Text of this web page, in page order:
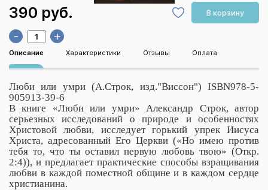
390 руб. В корзину
- +
Описание Характеристики Отзывы Оплата
Люби или умри (А.Строк, изд."Виссон") ISBN978-5-
905913-39-6
В книге «Люби или умри» Александр Строк, автор
серьезных исследований о природе и особенностях
Христовой любви, исследует горький упрек Иисуса
Христа, адресованный Его Церкви («Но имею против
тебя то, что ты оставил первую любовь твою» (Откр.
2:4)), и предлагает практические способы взращивания
любви в каждой поместной общине и в каждом сердце
христианина.